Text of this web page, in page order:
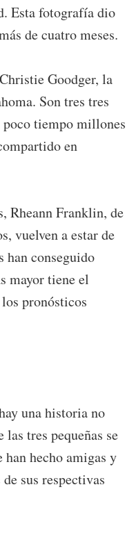
Esta fotografía dio
de cuatro meses.
Goodger, la
Son tres tres
poco tiempo millones
en
Rheann Franklin, de
vuelven a estar de
han conseguido
mayor tiene el
pronósticos
una historia no
tres pequeñas se
han hecho amigas y
sus respectivas